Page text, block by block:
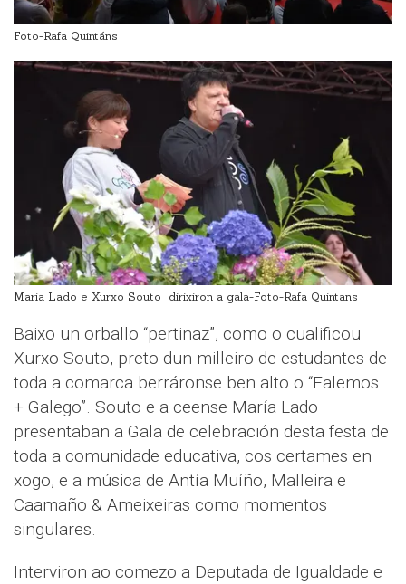
Foto-Rafa Quintáns
Maria Lado e Xurxo Souto dirixiron a gala-Foto-Rafa Quintans
Baixo un orballo “pertinaz”, como o cualificou
Xurxo Souto, preto dun milleiro de estudantes de
toda a comarca berráronse ben alto o “Falemos
+ Galego”. Souto e a ceense María Lado
presentaban a Gala de celebración desta festa de
toda a comunidade educativa, cos certames en
xogo, e a música de Antía Muíño, Malleira e
Caamaño & Ameixeiras como momentos
singulares.
Interviron ao comezo a Deputada de Igualdade e